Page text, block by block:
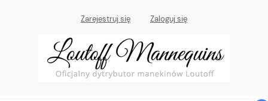
Zarejestruj się Zaloguj się